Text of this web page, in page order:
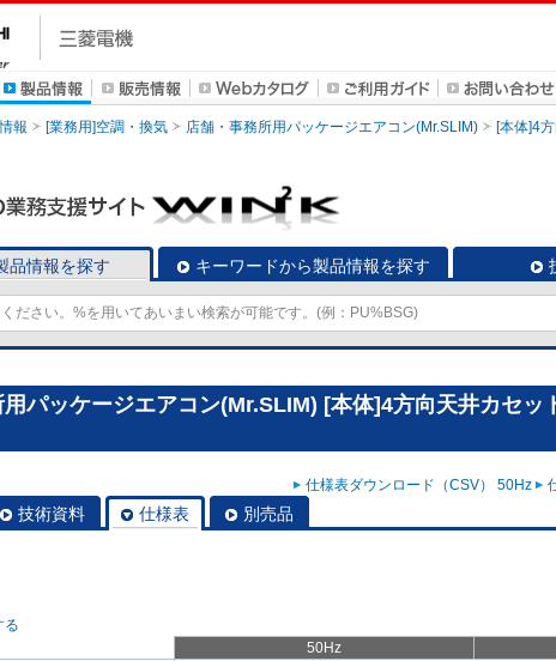
報 [業務用]空調・換気 店舗・事務所用パッケージエアコン(Mr.SLIM) [本体]4
品情報を探す キーワードから製品情報を探す
パッケージエアコン(Mr.SLIM) [本体]4方向天井カセッ
仕様表ダウンロード（CSV） 50Hz
技術資料 仕様表 別売品
る
50Hz